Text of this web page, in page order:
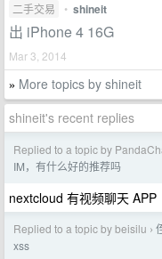
二手交易 • shineit
出 iPhone 4 16G
Mar 3, 2014
» More topics by shineit
shineit's recent replies
Replied to a topic by
IM，有什么好的推荐吗
nextcloud 有视频聊天 APP
Replied to a topic by beisilu ›
xss